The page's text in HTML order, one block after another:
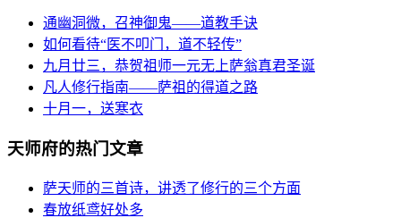
通幽洞微，召神御鬼——道教手诀
如何看待“医不叩门，道不轻传”
九月廿三，恭贺祖师一元无上萨翁真君圣诞
凡人修行指南——萨祖的得道之路
十月一，送寒衣
天师府的热门文章
萨天师的三首诗，讲透了修行的三个方面
春放纸鸢好处多